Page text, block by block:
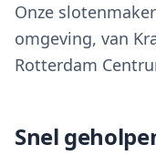
Onze
omgeving, van
Rotterdam
Snel